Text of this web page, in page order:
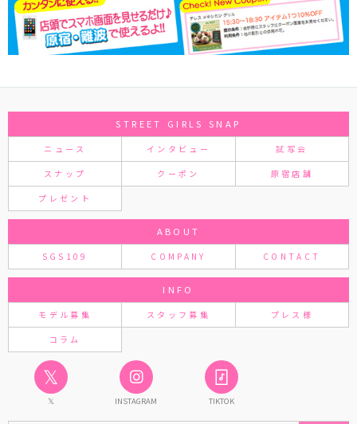
STREET GIRLS SNAP
ニュース インタビュー 試写会
スナップ クーポン 原宿店舗
プレゼント
ABOUT
SGS109 COMPANY CONTACT
INFO
モデル募集 スタッフ募集 プレス様
コラム
𝕏
𝕏 INSTAGRAM TIKTOK